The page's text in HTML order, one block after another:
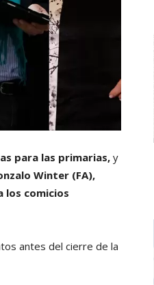
para las primarias,y
Winter (FA),
los comicios
antes del cierre de la